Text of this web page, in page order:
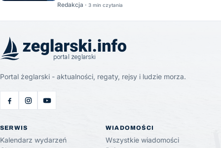
Redakcja · 3 min czytania
Portal żeglarski - aktualności, regaty, rejsy i ludzie morza.
SERWIS
Kalendarz wydarzeń
WIADOMOŚCI
Wszystkie wiadomości